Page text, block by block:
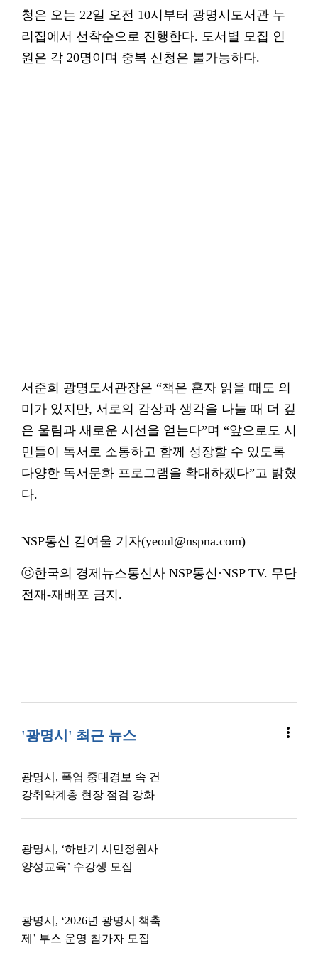
청은 오는 22일 오전 10시부터 광명시도서관 누
리집에서 선착순으로 진행한다. 도서별 모집 인
원은 각 20명이며 중복 신청은 불가능하다.
서준희 광명도서관장은 “책은 혼자 읽을 때도 의
미가 있지만, 서로의 감상과 생각을 나눌 때 더 깊
은 울림과 새로운 시선을 얻는다”며 “앞으로도 시
민들이 독서로 소통하고 함께 성장할 수 있도록
다양한 독서문화 프로그램을 확대하겠다”고 밝혔
다.
NSP통신 김여울 기자(yeoul@nspna.com)
ⓒ한국의 경제뉴스통신사 NSP통신·NSP TV. 무단
전재-재배포 금지.
'광명시' 최근 뉴스 more_vert
광명시, 폭염 중대경보 속 건
강취약계층 현장 점검 강화
광명시, ‘하반기 시민정원사
양성교육’ 수강생 모집
광명시, ‘2026년 광명시 책축
제’ 부스 운영 참가자 모집